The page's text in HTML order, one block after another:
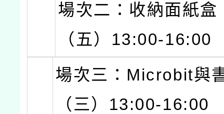
場次二：收納面紙
（五）13:00-16:00
場次三：Microbit與
（三）13:00-16:00